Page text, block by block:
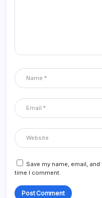
Save my name, email,
time I comment.